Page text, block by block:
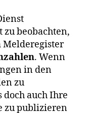
beobachten,
Melderegister
. Wenn
in den
zu
doch auch Ihre
zu publizieren